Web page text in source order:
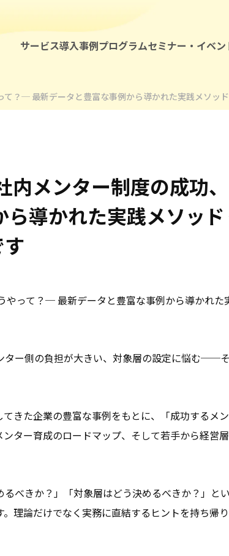
サービス
社内メンター制度支援
社外メンターによる管理職・経営層メンタリング
管理職・経営層向け研修・ワークショップ
導入事例プログラムセミナー・イベン
プログラム
？─ 最新データと豊富な事例から導かれた実践メソッ
メンター制度の成功
導かれた実践メソッ
って？─ 最新データと豊富な事例から導かれ
ター側の負担が大きい、対象層の設定に悩む──
きた企業の豊富な事例をもとに、「成功するメ
ター育成のロードマップ、そして若手から経営
べきか？」「対象層はどう決めるべきか？」と
理論だけでなく実務に直結するヒントを持ち帰